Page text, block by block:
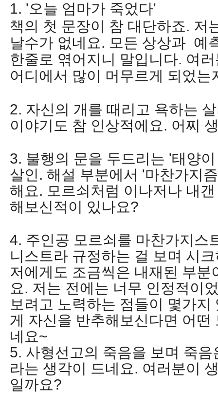
1. '오늘 엄마가 죽었다'
책의 첫 문장이 참 대단하죠. 저
날수가 없네요. 모든 상상과 예
한줄로 엮어지니 말입니다. 여
어디에서 많이 머무르게 되었는
2. 자신의 개를 때리고 욕하는
이야기도 참 인상적에요. 어찌
3. 불행의 문을 두드리는 '태양
살인. 해설 부분에서 '마찬가지
해요. 모르쇠처럼 이나저나 내
해보신적이 있나요?
4. 주인공 모르쇠를 마찬가지스
니스트라 규정하는 걸 보며 시
저에게도 조금씩은 내재된 부분
요. 저는 전에는 너무 인정적이
보려고 노력하는 점들이 몇가지
게 자신을 반추해보신다면 어떤
네요~
5. 사형선고의 죽음을 보며 죽
라는 생각이 드네요. 여러분이
일까요?